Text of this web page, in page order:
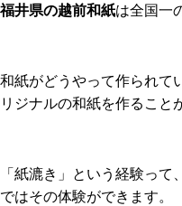
福井県の越前和紙は全国一
和紙がどうやって作られて
リジナルの和紙を作ること
「紙漉き」という経験っ
ではその体験ができます。